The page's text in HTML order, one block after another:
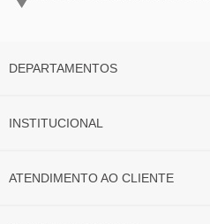
DEPARTAMENTOS
INSTITUCIONAL
ATENDIMENTO AO CLIENTE